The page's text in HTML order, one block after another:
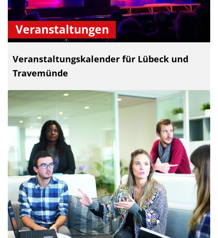
Veranstaltungen
Veranstaltungskalender für Lübeck und
Travemünde